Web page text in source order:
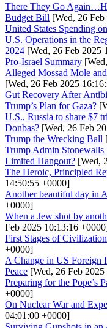
There They Go
Budget Bill [Wed, 26
United States Spending
U.S. Operations in the
2024 [Wed, 26 Feb 2025
Pro-Israel Summary
Alleged Mossad Mole
[Wed, 26 Feb 2025
Gut Recovery After
Trump’s Plan for Gaza?
U.S., Russia to share $7
Donbas? [Wed, 26 Feb
Trump the Wrecking Ball
Trump Admin
Limited Hangout? [Wed,
The Heroic, Principled
14:50:55 +0000]
Another beautiful day in
+0000]
When a Jew shot by
Feb 2025 10:13:16
First Stages of
+0000]
A Change in US Foreign
Peace [Wed, 26 Feb
Preparing for the Pope’s
+0000]
On Nuclear War and
04:01:00 +0000]